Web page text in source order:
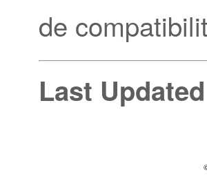
de
Last Updated